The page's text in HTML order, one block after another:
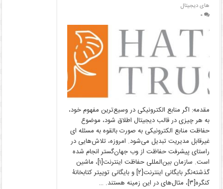
های دیجیتال
۰
مقدمه: اگر منابع الکترونیکی در وسیع‌ترین مفهوم خود،
به هر چیزی در قالب دیجیتال اطلاق شود، موضوع
حفاظت منابع الکترونیکی به­ صورت بالقوه به مسئله­ ای
غیرقابل مدیریت تبدیل می‌شود. امروزه، تلاش‌هایی در
راستای پیشرفت حفاظت از وب جهان‌گستر انجام شده
است. سازمان بین‌المللی حفاظت اینترنت[۱]، ماشین
گذشته‌نگر بایگانی اینترنت[۲] و بایگانی توییتر کتابخانۀ
کنگره[۳]، مثال‌های در این زمینه هستند. …